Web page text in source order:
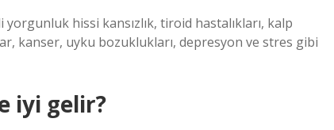
hissi kansızlık, tiroid hastalıkları, kalp
kanser, uyku bozuklukları, depresyon ve stres gibi
iyi gelir?